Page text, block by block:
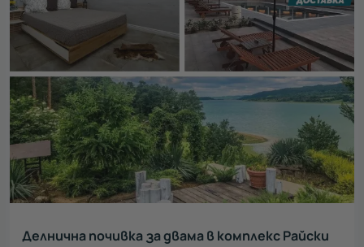
Делнична почивка за двама в комплекс Райски